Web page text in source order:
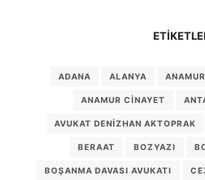
ADANA ALANYA ANAMUR
ANAMUR CINAYET
AVUKAT DENIZHAN AKTOPRAK
BERAAT BOZYAZI
BOŞANMA DAVASI AVUKATI